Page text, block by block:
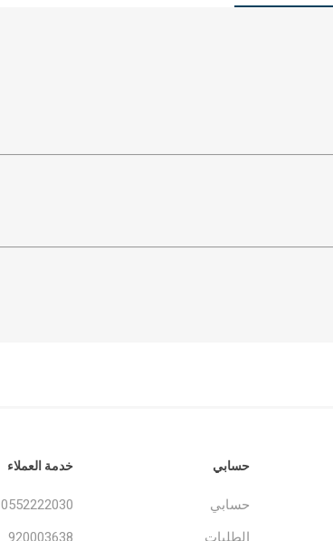
حسابي
حسابي
الطلبات
خدمة العملاء
0552222030
920003638